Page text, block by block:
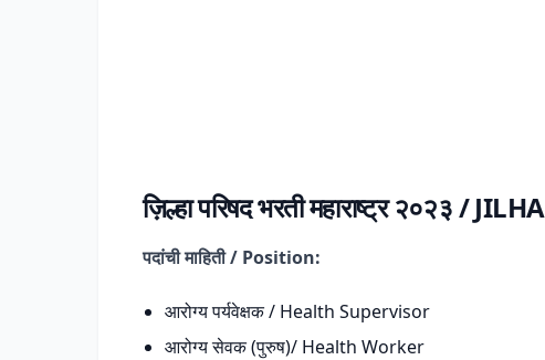
ज़िल्हा परिषद भरती महाराष्ट्र २०२३ /
पदांची माहिती / Position:
आरोग्य पर्यवेक्षक / Health Supervisor
आरोग्य सेवक (पुरुष)/ Health Worker